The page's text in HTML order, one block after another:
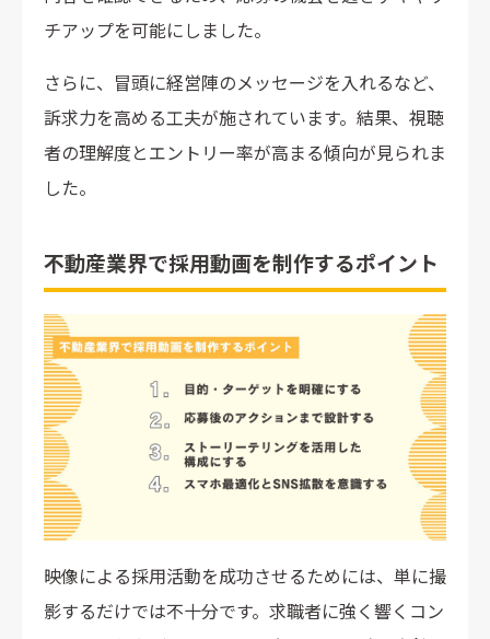
チアップを可能にしました。
さらに、冒頭に経営陣のメッセージを入れるなど、
訴求力を高める工夫が施されています。結果、視聴
者の理解度とエントリー率が高まる傾向が見られま
した。
不動産業界で採用動画を制作するポイント
映像による採用活動を成功させるためには、単に撮
影するだけでは不十分です。求職者に強く響くコン